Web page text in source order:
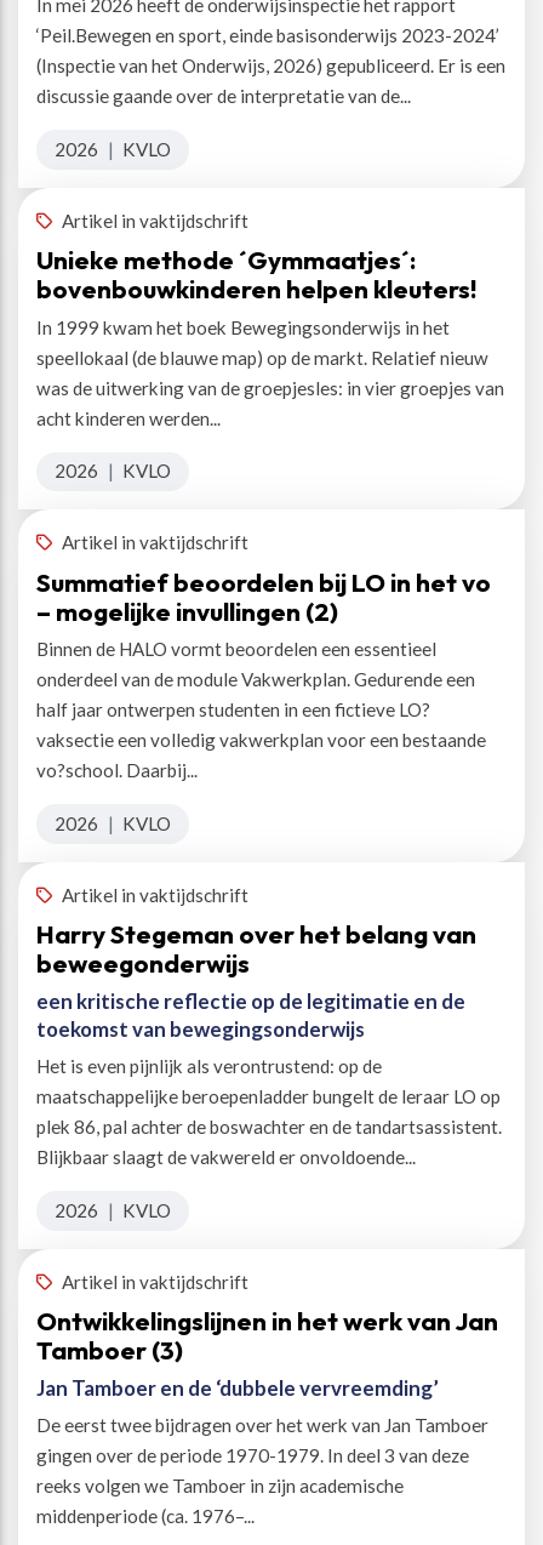
In mei 2026 heeft de onderwijsinspectie het rapport
‘Peil.Bewegen en sport, einde basisonderwijs 2023-2024’
(Inspectie van het Onderwijs, 2026) gepubliceerd. Er is een
discussie gaande over de interpretatie van de...
2026 | KVLO
Artikel in vaktijdschrift
Unieke methode ´Gymmaatjes´:
bovenbouwkinderen helpen kleuters!
In 1999 kwam het boek Bewegingsonderwijs in het
speellokaal (de blauwe map) op de markt. Relatief nieuw
was de uitwerking van de groepjesles: in vier groepjes van
acht kinderen werden...
2026 | KVLO
Artikel in vaktijdschrift
Summatief beoordelen bij LO in het vo
– mogelijke invullingen (2)
Binnen de HALO vormt beoordelen een essentieel
onderdeel van de module Vakwerkplan. Gedurende een
half jaar ontwerpen studenten in een fictieve LO?
vaksectie een volledig vakwerkplan voor een bestaande
vo?school. Daarbij...
2026 | KVLO
Artikel in vaktijdschrift
Harry Stegeman over het belang van
beweegonderwijs
een kritische reflectie op de legitimatie en de
toekomst van bewegingsonderwijs
Het is even pijnlijk als verontrustend: op de
maatschappelijke beroepenladder bungelt de leraar LO op
plek 86, pal achter de boswachter en de tandartsassistent.
Blijkbaar slaagt de vakwereld er onvoldoende...
2026 | KVLO
Artikel in vaktijdschrift
Ontwikkelingslijnen in het werk van Jan
Tamboer (3)
Jan Tamboer en de ‘dubbele vervreemding’
De eerst twee bijdragen over het werk van Jan Tamboer
gingen over de periode 1970-1979. In deel 3 van deze
reeks volgen we Tamboer in zijn academische
middenperiode (ca. 1976–...